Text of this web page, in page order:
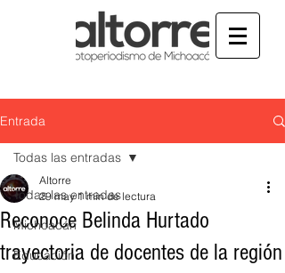
Entrada
Todas las entradas
Michoacán
Educación
Todas las entradas
Reconoce Belinda Hurtado
trayectoria de docentes de la región
Altorre
29 may 1 min de lectura